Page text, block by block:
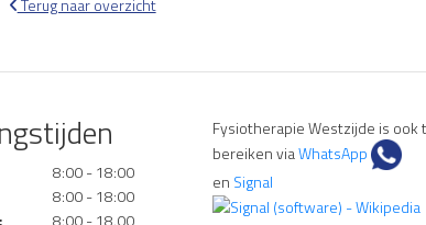
Terug naar overzicht
8:00 - 18:00
8:00 - 18:00
8:00 - 18.00
Fysiotherapie Westzijde is ook
bereiken viaWhatsApp
en Signal